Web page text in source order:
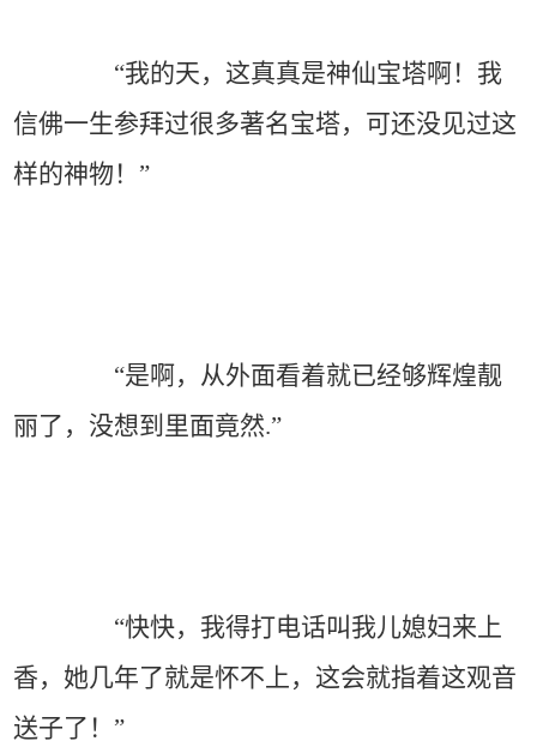
“我的天，这真真是神仙宝塔啊！我
信佛一生参拜过很多著名宝塔，可还没见过这
样的神物！”
“是啊，从外面看着就已经够辉煌靓
丽了，没想到里面竟然.”
“快快，我得打电话叫我儿媳妇来上
香，她几年了就是怀不上，这会就指着这观音
送子了！”